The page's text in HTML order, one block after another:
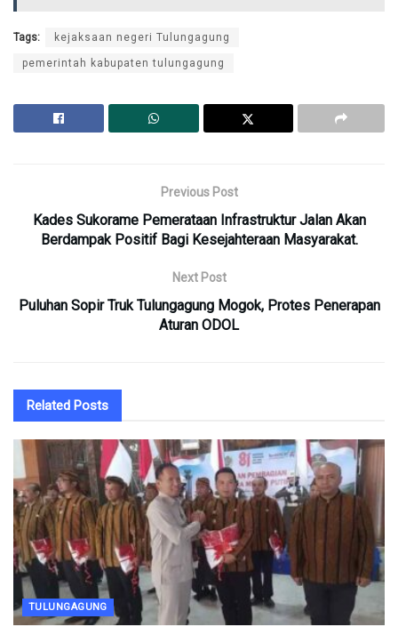
Tags: kejaksaan negeri Tulungagung
pemerintah kabupaten tulungagung
Previous Post
Kades Sukorame Pemerataan Infrastruktur Jalan Akan
Berdampak Positif Bagi Kesejahteraan Masyarakat.
Next Post
Puluhan Sopir Truk Tulungagung Mogok, Protes Penerapan
Aturan ODOL
Related Posts
TULUNGAGUNG